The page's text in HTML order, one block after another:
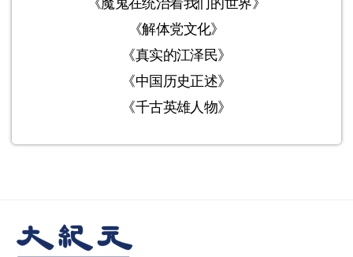
《魔鬼在统治着我们的世界》
《解体党文化》
《真实的江泽民》
《中国历史正述》
《千古英雄人物》